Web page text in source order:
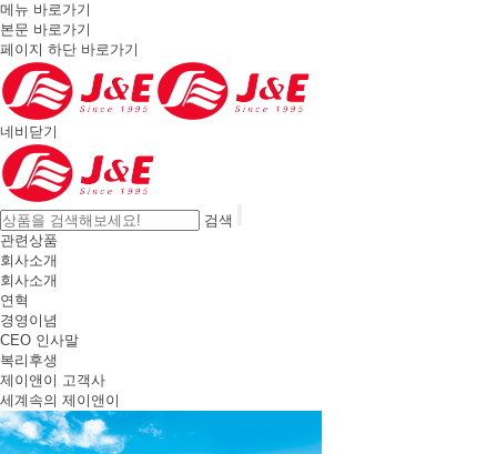
메뉴 바로가기
본문 바로가기
페이지 하단 바로가기
네비닫기
검색
관련상품
회사소개
회사소개
연혁
경영이념
CEO 인사말
복리후생
제이앤이 고객사
세계속의 제이앤이